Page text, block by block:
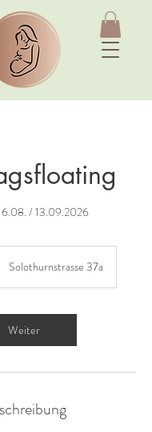
/ 13.09.2026
Solothurnstrasse 37a
Weiter